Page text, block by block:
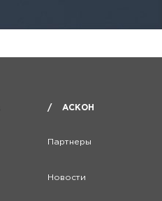
АСКОН
Партнеры
Новости